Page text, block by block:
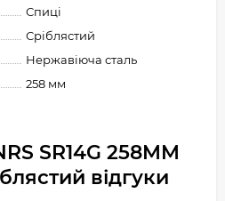
Спиці
Сріблястий
Нержавіюча сталь
258 мм
SR14G 258MM
відгуки